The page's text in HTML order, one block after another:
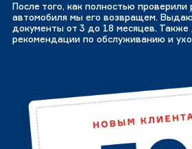
После того, как полностью проверили
автомобиля мы его возвращем.
документы от 3 до 18 месяцев.
рекомендации по обслуживанию и